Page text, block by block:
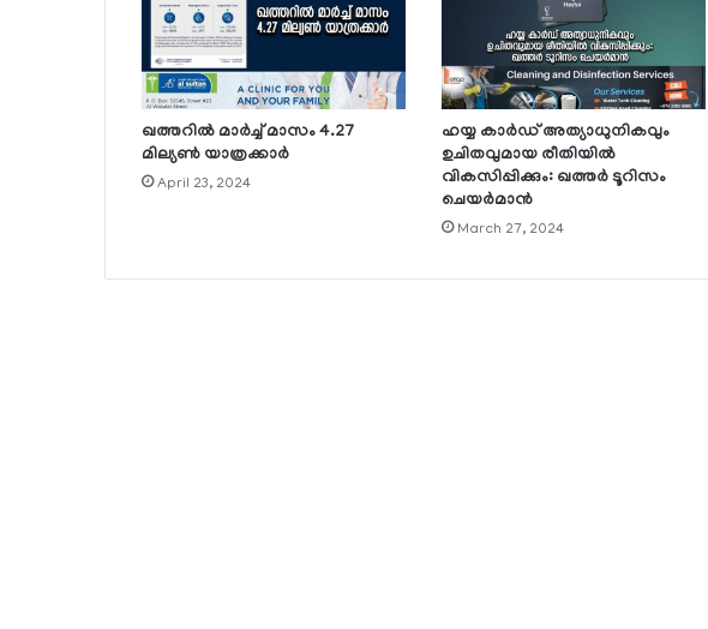
ഖത്തറില്‍ മാര്‍ച്ച് മാസം 4.27
മില്യണ്‍ യാത്രക്കാര്‍
April 23, 2024
ഹയ്യ കാര്‍ഡ് അത്യാധുനികവും
ഉചിതവുമായ രീതിയില്‍
വികസിപ്പിക്കും: ഖത്തര്‍ ടൂറിസം
ചെയര്‍മാന്‍
March 27, 2024